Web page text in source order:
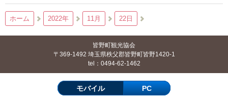
ホーム 2022年 11月 22日
皆野町観光協会
〒369-1492 埼玉県秩父郡皆野町皆野1420-1
tel：0494-62-1462
モバイル PC